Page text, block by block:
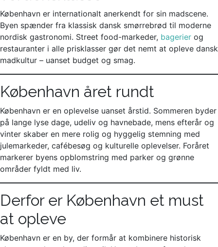
København er internationalt anerkendt for sin madscene.
Byen spænder fra klassisk dansk smørrebrød til moderne
nordisk gastronomi. Street food-markeder, bagerier og
restauranter i alle prisklasser gør det nemt at opleve dansk
madkultur – uanset budget og smag.
København året rundt
København er en oplevelse uanset årstid. Sommeren byder
på lange lyse dage, udeliv og havnebade, mens efterår og
vinter skaber en mere rolig og hyggelig stemning med
julemarkeder, cafébesøg og kulturelle oplevelser. Foråret
markerer byens opblomstring med parker og grønne
områder fyldt med liv.
Derfor er København et must
at opleve
København er en by, der formår at kombinere historisk